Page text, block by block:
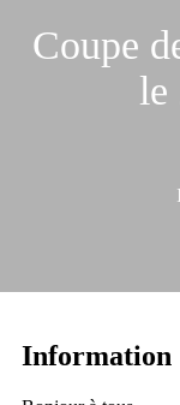
Coupe
le
Information